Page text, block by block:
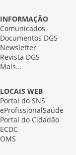
INFORMAÇÃO
Comunicados
Documentos DGS
Newsletter
Revista DGS
Mais...
LOCAIS WEB
Portal do SNS
eProfissionalSaúde
Portal do Cidadão
ECDC
OMS